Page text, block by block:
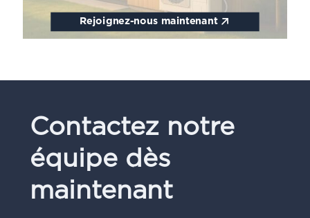
Rejoignez-nous maintenant
Contactez notre
équipe dès
maintenant